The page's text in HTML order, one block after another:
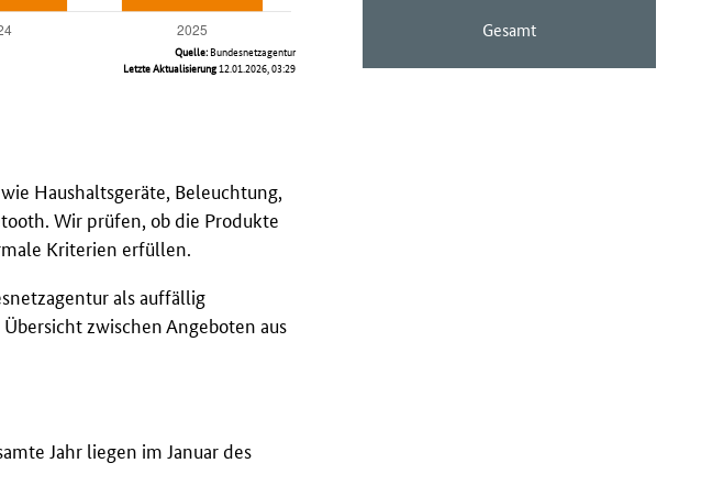
Quelle:Bundesnetzagentur
Letzte Aktualisierung12.01.2026, 03:29
Haushaltsgeräte, Beleuchtung,
Wir prüfen, ob die Produkte
Kriterien erfüllen.
als auffällig
zwischen Angeboten aus
Jahr liegen im Januar des
Gesamt